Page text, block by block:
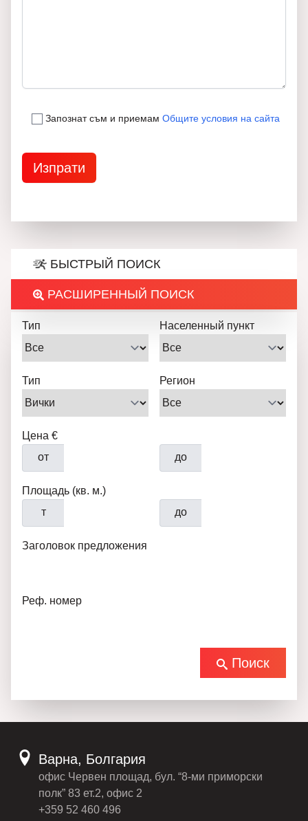
Запознат съм и приемам Общите условия на сайта
БЫСТРЫЙ ПОИСК
РАСШИРЕННЫЙ ПОИСК
Тип Населенный пункт
Тип Регион
Цена €
от
до
Площадь (кв. м.)
т
до
Заголовок предложения
Реф. номер
Поиск
Варна, Болгария
офис Червен площад, бул. “8-ми приморски
полк” 83 ет.2, офис 2
+359 52 460 496